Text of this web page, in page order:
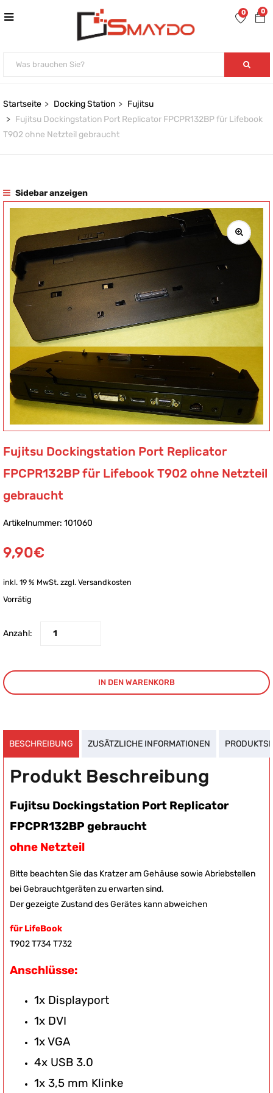
0
0
Startseite Docking Station
Fujitsu
Fujitsu Dockingstation Port Replicator FPCPR132BP für Lifebook
T902 ohne Netzteil gebraucht
Sidebar anzeigen
Fujitsu Dockingstation Port Replicator
FPCPR132BP für Lifebook T902 ohne Netzteil
gebraucht
Artikelnummer: 101060
9,90€
inkl. 19 % MwSt. zzgl. Versandkosten
Vorrätig
Anzahl:
IN DEN WARENKORB
BESCHREIBUNG ZUSÄTZLICHE INFORMATIONEN
Produkt Beschreibung
Fujitsu Dockingstation Port Replicator
FPCPR132BP gebraucht
ohne Netzteil
Bitte beachten Sie das Kratzer am Gehäuse sowie Abriebstellen
bei Gebrauchtgeräten zu erwarten sind.
Der gezeigte Zustand des Gerätes kann abweichen
für LifeBook
T902 T734 T732
Anschlüsse:
1x Displayport
1x DVI
1x VGA
4x USB 3.0
1x 3,5 mm Klinke